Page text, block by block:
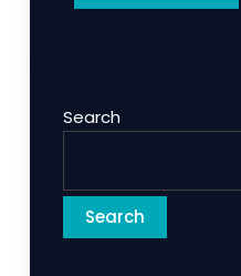
Search
Search